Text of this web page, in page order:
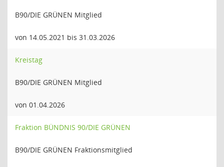
B90/DIE GRÜNEN Mitglied
von 14.05.2021 bis 31.03.2026
Kreistag
B90/DIE GRÜNEN Mitglied
von 01.04.2026
Fraktion BÜNDNIS 90/DIE GRÜNEN
B90/DIE GRÜNEN Fraktionsmitglied